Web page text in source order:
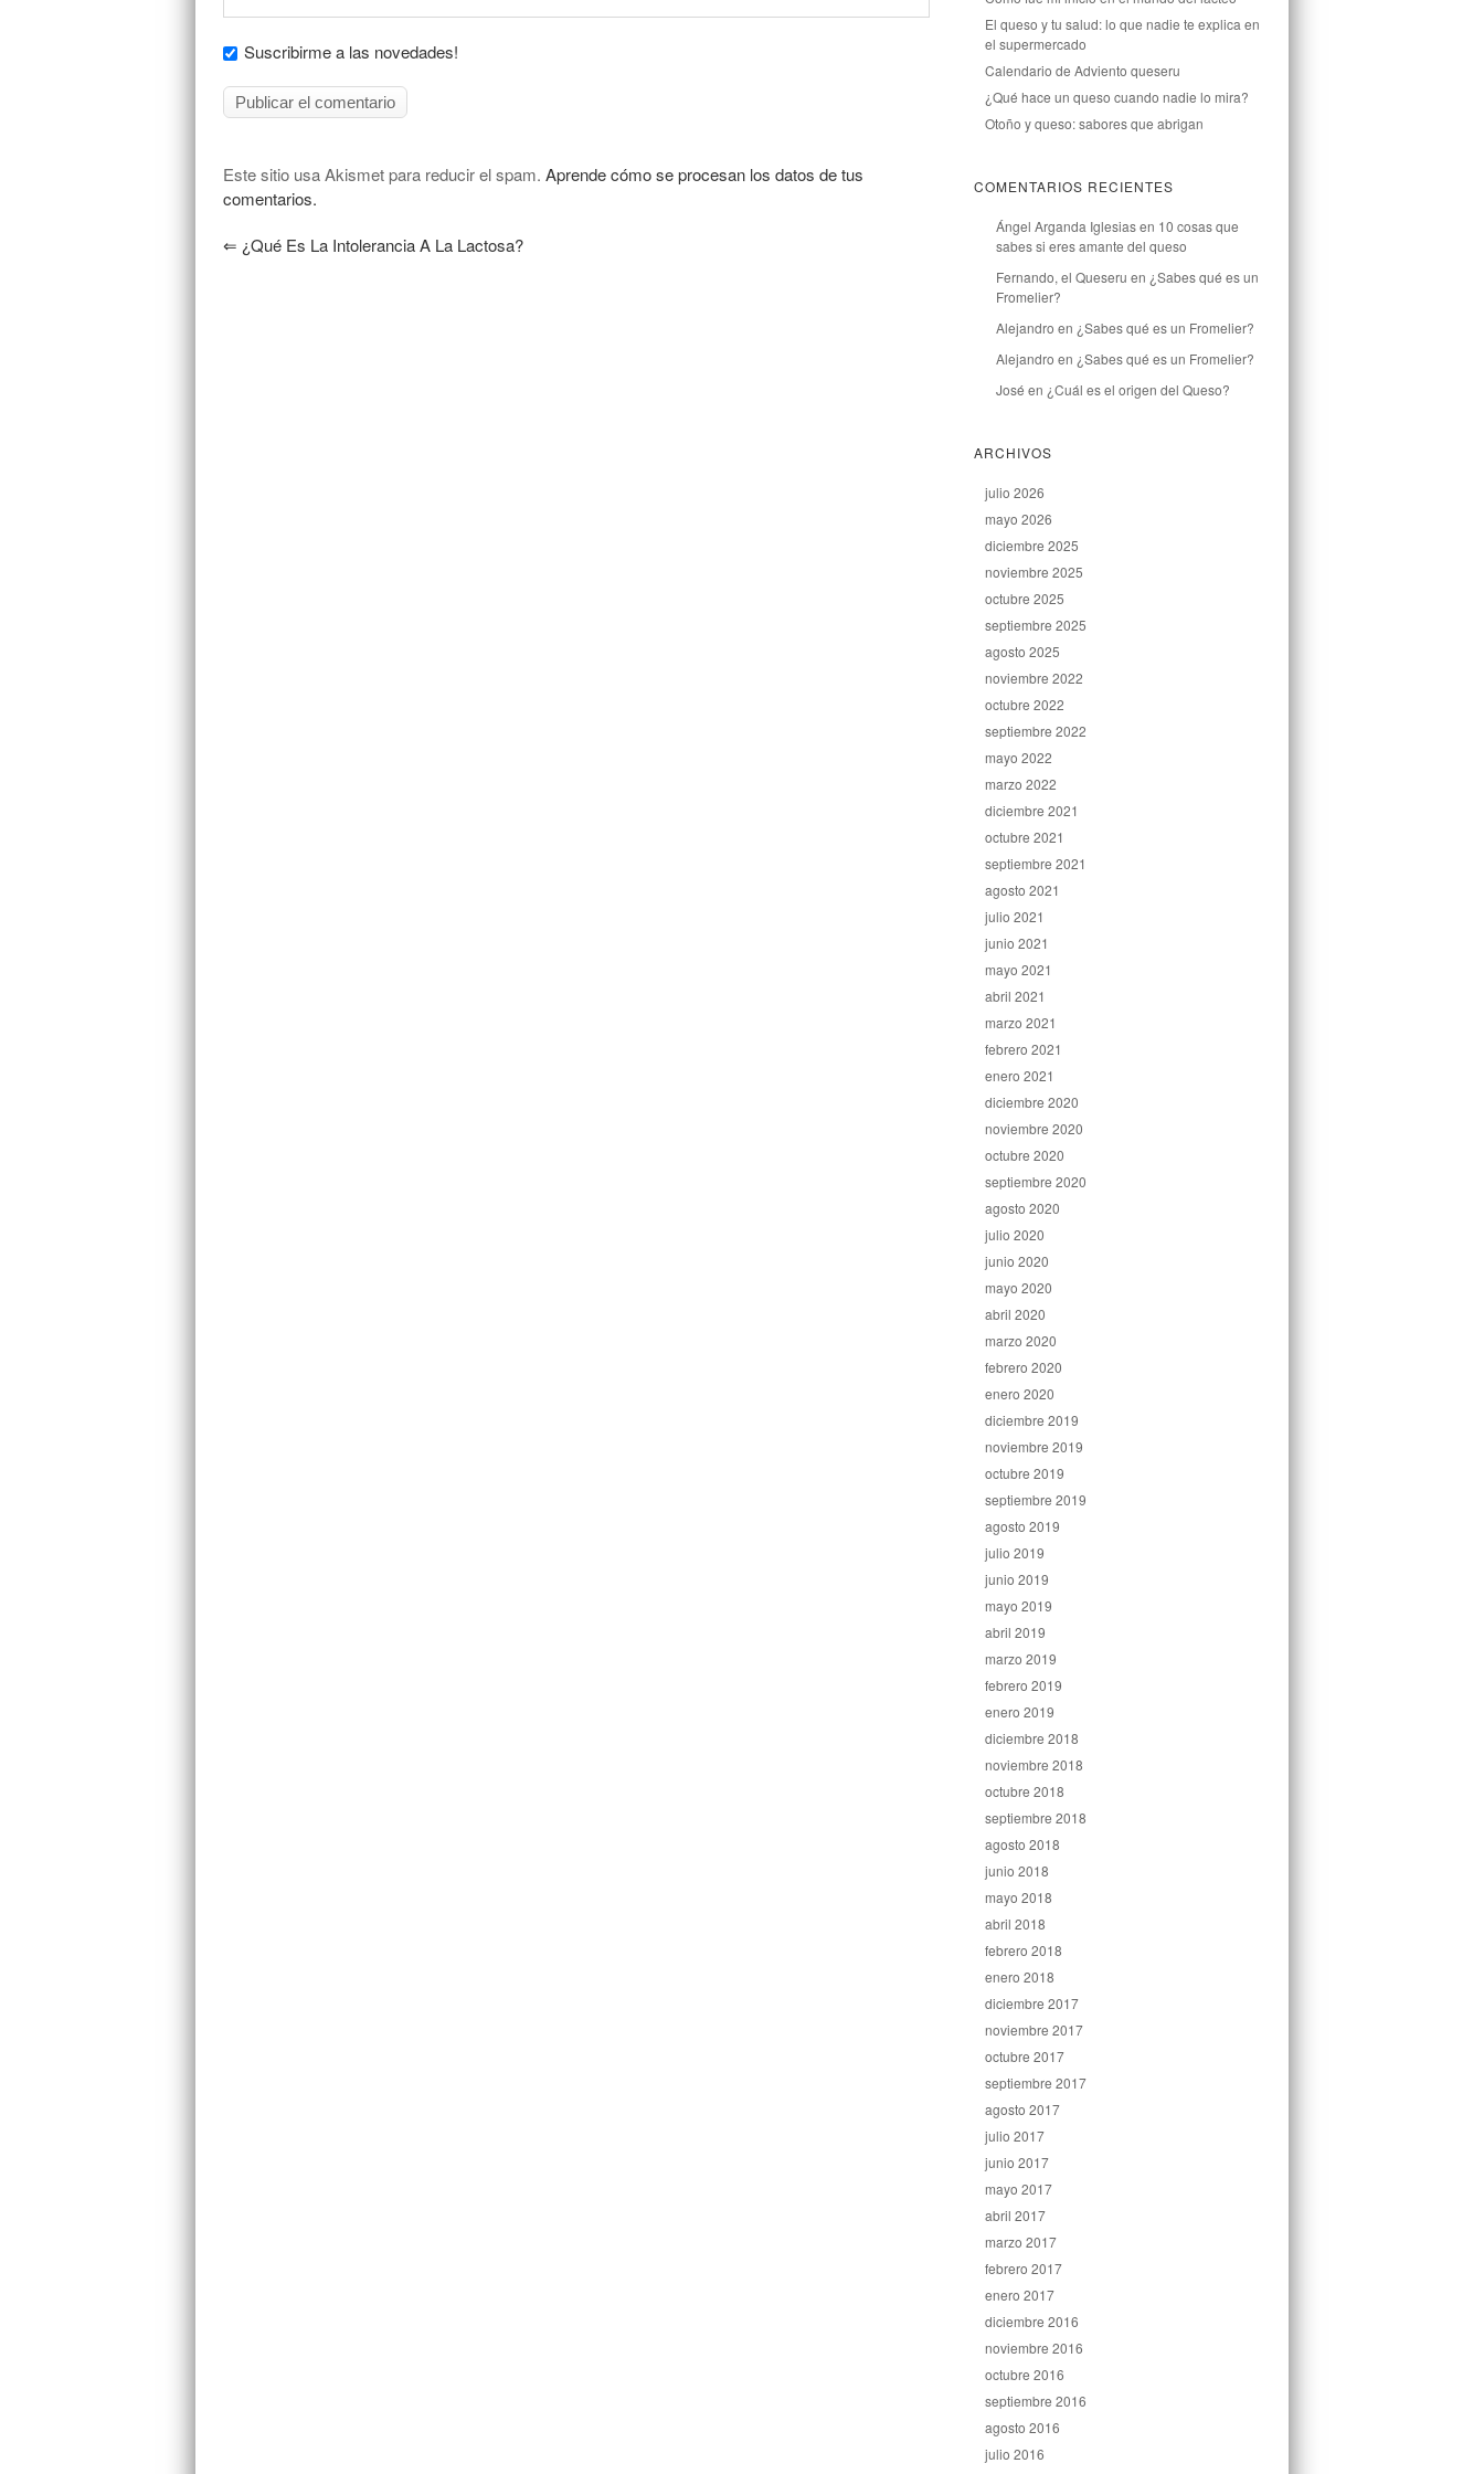
Suscribirme a las novedades!
Este sitio usa Akismet para reducir el spam. Aprende cómo se procesan los datos de tus
comentarios.
⇐ ¿Qué Es La Intolerancia A La Lactosa?
El queso y tu salud: lo que nadie te explica en
el supermercado
Calendario de Adviento queseru
¿Qué hace un queso cuando nadie lo mira?
Otoño y queso: sabores que abrigan
COMENTARIOS RECIENTES
Ángel Arganda Iglesiasen 10 cosas que
sabes si eres amante del queso
Fernando, el Queseru en ¿Sabes qué es un
Fromelier?
Alejandro en ¿Sabes qué es un Fromelier?
Alejandro en ¿Sabes qué es un Fromelier?
José en ¿Cuál es el origen del Queso?
ARCHIVOS
julio 2026
mayo 2026
diciembre 2025
noviembre 2025
octubre 2025
septiembre 2025
agosto 2025
noviembre 2022
octubre 2022
septiembre 2022
mayo 2022
marzo 2022
diciembre 2021
octubre 2021
septiembre 2021
agosto 2021
julio 2021
junio 2021
mayo 2021
abril 2021
marzo 2021
febrero 2021
enero 2021
diciembre 2020
noviembre 2020
octubre 2020
septiembre 2020
agosto 2020
julio 2020
junio 2020
mayo 2020
abril 2020
marzo 2020
febrero 2020
enero 2020
diciembre 2019
noviembre 2019
octubre 2019
septiembre 2019
agosto 2019
julio 2019
junio 2019
mayo 2019
abril 2019
marzo 2019
febrero 2019
enero 2019
diciembre 2018
noviembre 2018
octubre 2018
septiembre 2018
agosto 2018
junio 2018
mayo 2018
abril 2018
febrero 2018
enero 2018
diciembre 2017
noviembre 2017
octubre 2017
septiembre 2017
agosto 2017
julio 2017
junio 2017
mayo 2017
abril 2017
marzo 2017
febrero 2017
enero 2017
diciembre 2016
noviembre 2016
octubre 2016
septiembre 2016
agosto 2016
julio 2016